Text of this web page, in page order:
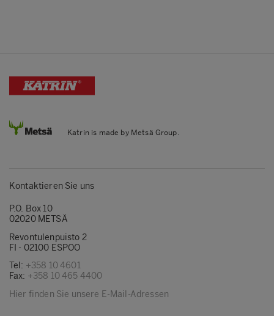
Katrin is made by Metsä Group.
Kontaktieren Sie uns
P.O. Box 10
02020 METSÄ
Revontulenpuisto 2
FI - 02100 ESPOO
Tel: +358 10 4601
Fax: +358 10 465 4400
Hier finden Sie unsere E-Mail-Adressen